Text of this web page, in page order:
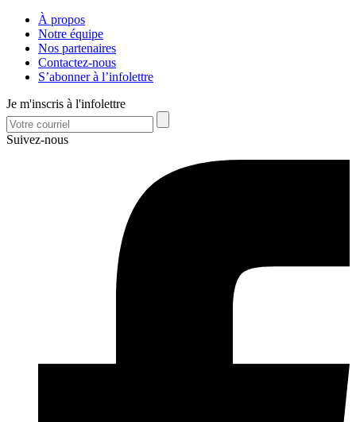
À propos
Notre équipe
Nos partenaires
Contactez-nous
S’abonner à l’infolettre
Je m'inscris à l'infolettre
Suivez-nous